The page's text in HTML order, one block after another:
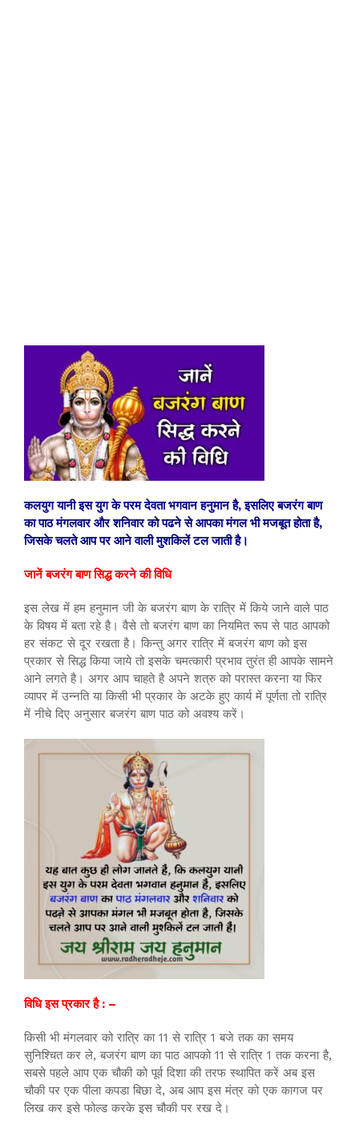
कलयुग यानी इस युग के परम देवता भगवान हनुमान है, इसलिए बजरंग बाण
का पाठ मंगलवार और शनिवार को पढने से आपका मंगल भी मजबूत होता है,
जिसके चलते आप पर आने वाली मुशकिलें टल जाती है।
जानें बजरंग बाण सिद्ध करने की विधि
इस लेख में हम हनुमान जी के बजरंग बाण के रात्रि में किये जाने वाले पाठ
के विषय में बता रहे है। वैसे तो बजरंग बाण का नियमित रूप से पाठ आपको
हर संकट से दूर रखता है। किन्तु अगर रात्रि में बजरंग बाण को इस
प्रकार से सिद्ध किया जाये तो इसके चमत्कारी प्रभाव तुरंत ही आपके सामने
आने लगते है। अगर आप चाहते है अपने शत्रु को परास्त करना या फिर
व्यापर में उन्नति या किसी भी प्रकार के अटके हुए कार्य में पूर्णता तो रात्रि
में नीचे दिए अनुसार बजरंग बाण पाठ को अवश्य करें।
विधि इस प्रकार है : –
किसी भी मंगलवार को रात्रि का 11 से रात्रि 1 बजे तक का समय
सुनिश्चित कर ले, बजरंग बाण का पाठ आपको 11 से रात्रि 1 तक करना है,
सबसे पहले आप एक चौकी को पूर्व दिशा की तरफ स्थापित करें अब इस
चौकी पर एक पीला कपडा बिछा दे, अब आप इस मंत्र को एक कागज पर
लिख कर इसे फोल्ड करके इस चौकी पर रख दे।